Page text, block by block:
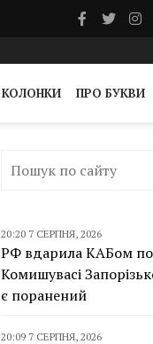
КОЛОНКИ ПРО БУКВИ
20:20 7 СЕРПНЯ, 2026
РФ вдарила КАБом по
Комишувасі
є поранений
20:09 7 СЕРПНЯ, 2026